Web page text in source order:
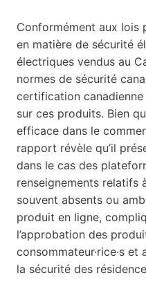
Conformément aux lois
en matière de sécurité
électriques vendus au
normes de sécurité
certification
sur ces produits. Bien
efficace dans le
rapport révèle qu’il
dans le cas des
renseignements relatifs
souvent absents ou
produit en ligne,
l’approbation des
consommateur·rice·s
la sécurité des